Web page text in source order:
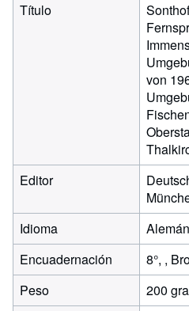
Título
von
Editor
Idioma
Alemán
Encuadernación
8°, ,
Peso
200